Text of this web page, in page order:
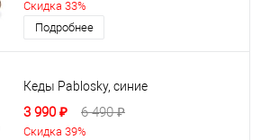
Скидка 33%
Подробнее
Кеды Pablosky, синие
3 990 ₽ 6 490 ₽
Скидка 39%